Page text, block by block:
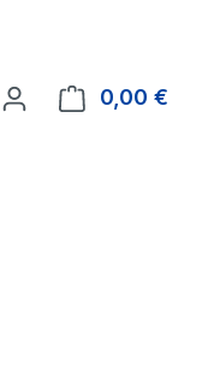
0,00 €